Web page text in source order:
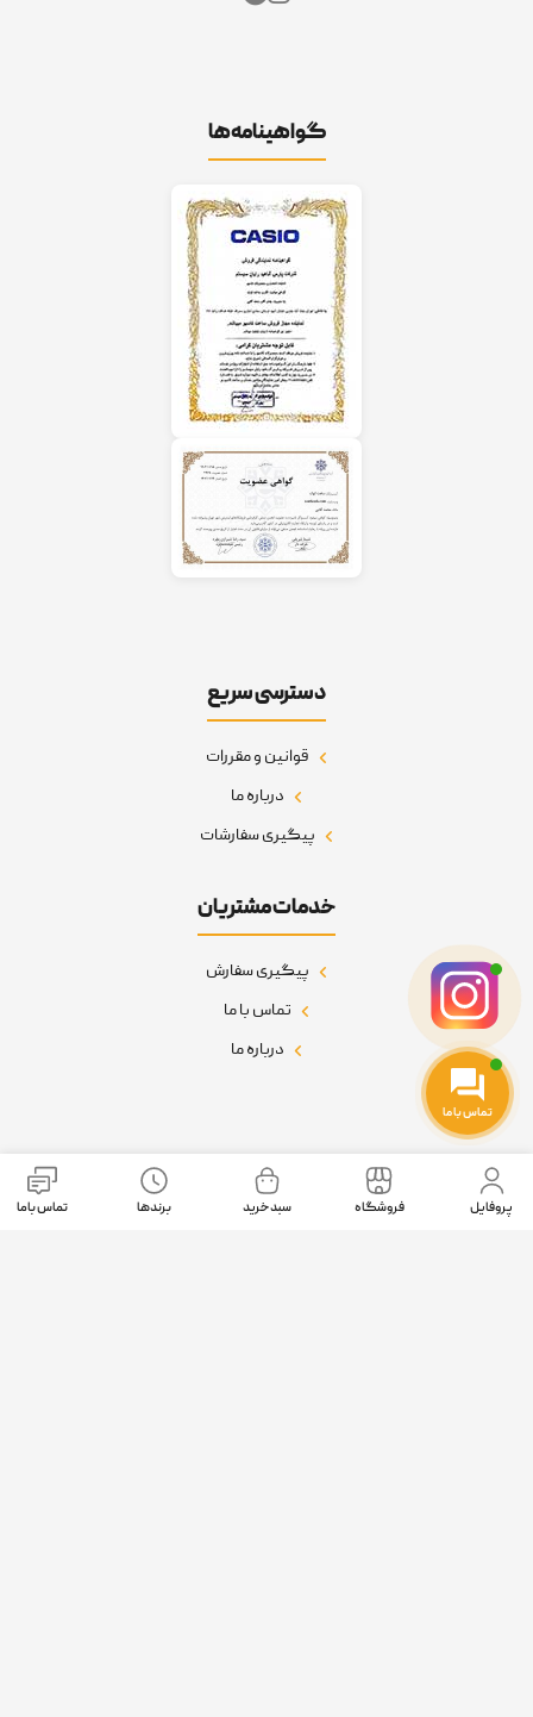
گواهینامه‌ها
دسترسی سریع
قوانین و مقررات
درباره ما
پیگیری سفارشات
خدمات مشتریان
پیگیری سفارش
تماس با ما
درباره ما
نمادهای اعتماد
پروفایل فروشگاه سبد خرید برندها تماس باما
تماس با ما